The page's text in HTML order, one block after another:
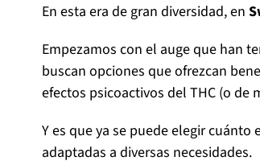
En esta era de gran diversidad, en
Empezamos con el auge que han
buscan opciones que ofrezcan
efectos psicoactivos del THC (o de
Y es que ya se puede elegir
adaptadas a diversas necesidades.